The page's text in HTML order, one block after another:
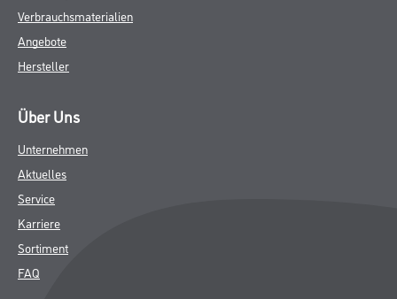
Verbrauchsmaterialien
Angebote
Hersteller
Über Uns
Unternehmen
Aktuelles
Service
Karriere
Sortiment
FAQ